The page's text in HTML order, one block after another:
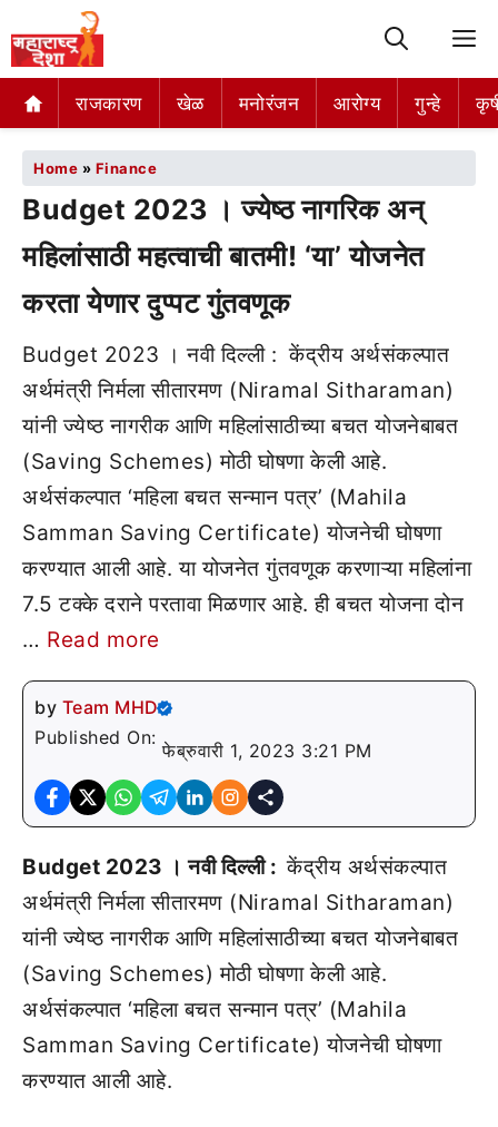
राजकारण खेळ मनोरंजन आरोग्य गुन्हे
Home » Finance
Budget 2023 । ज्येष्ठ नागरिक अन्
महिलांसाठी महत्वाची बातमी! ‘या’ योजनेत
करता येणार दुप्पट गुंतवणूक
Budget 2023 । नवी दिल्ली : केंद्रीय अर्थसंकल्पात
अर्थमंत्री निर्मला सीतारमण (Niramal Sitharaman)
यांनी ज्येष्ठ नागरीक आणि महिलांसाठीच्या बचत योजनेबाबत
(Saving Schemes) मोठी घोषणा केली आहे.
अर्थसंकल्पात ‘महिला बचत सन्मान पत्र’ (Mahila
Samman Saving Certificate) योजनेची घोषणा
करण्यात आली आहे. या योजनेत गुंतवणूक करणाऱ्या महिलांना
7.5 टक्के दराने परतावा मिळणार आहे. ही बचत योजना दोन
… Read more
by Team MHD
Published On:
फेब्रुवारी 1, 2023 3:21 PM
Budget 2023 । नवी दिल्ली :केंद्रीय अर्थसंकल्पात
अर्थमंत्री निर्मला सीतारमण (Niramal Sitharaman)
यांनी ज्येष्ठ नागरीक आणि महिलांसाठीच्या बचत योजनेबाबत
(Saving Schemes) मोठी घोषणा केली आहे.
अर्थसंकल्पात ‘महिला बचत सन्मान पत्र’ (Mahila
Samman Saving Certificate) योजनेची घोषणा
करण्यात आली आहे.